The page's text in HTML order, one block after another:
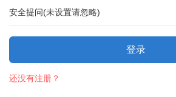
安全提问(未设置请忽略)
登录
还没有注册？